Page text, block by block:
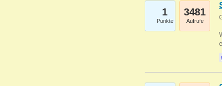
1
Punkte
3481
Aufrufe